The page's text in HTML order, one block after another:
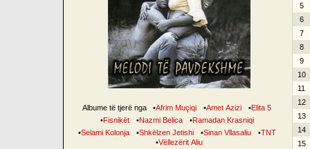
Albume të tjerë nga •Afrim Muçiqi •Amet Azizi •Elita 5
•Fisnikët •Nazmi Belica •Ramadan Krasniqi
•Selami Kolonja •Shkëlzen Jetishi •Sinan Vllasaliu •TNT
•Vëllezërit Aliu
5
6
7
8
9
10
11
12
13
14
15